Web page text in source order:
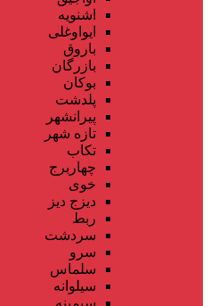
اشنویه
ایواوغلی
باروق
بازرگان
بوکان
پلدشت
پیرانشهر
تازه شهر
تکاب
چهاربرج
خوی
دیزج دیز
ربط
سردشت
سرو
سلماس
سیلوانه
سیمینه